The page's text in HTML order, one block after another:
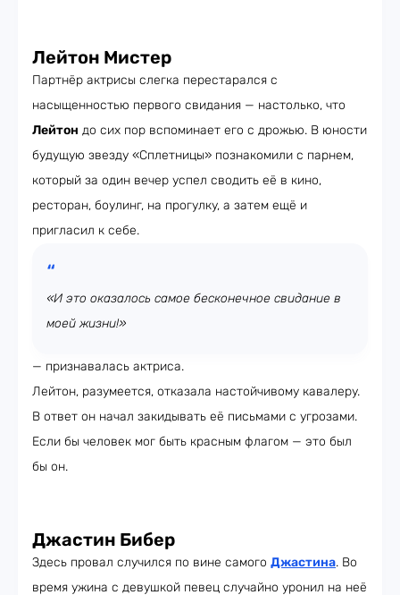
Лейтон Мистер
Партнёр актрисы слегка перестарался с
насыщенностью первого свидания — настолько, что
Лейтон до сих пор вспоминает его с дрожью. В юности
будущую звезду «Сплетницы» познакомили с парнем,
который за один вечер успел сводить её в кино,
ресторан, боулинг, на прогулку, а затем ещё и
пригласил к себе.
«И это оказалось самое бесконечное свидание в
моей жизни!»
— признавалась актриса.
Лейтон, разумеется, отказала настойчивому кавалеру.
В ответ он начал закидывать её письмами с угрозами.
Если бы человек мог быть красным флагом — это был
бы он.
Джастин Бибер
Здесь провал случился по вине самого Джастина. Во
время ужина с девушкой певец случайно уронил на неё